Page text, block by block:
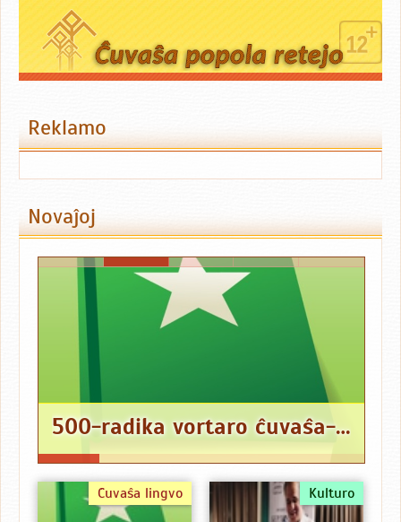
Reklamo
Novaĵoj
500-radika vortaro ĉuvaŝa-Esperanto
Ĉuvaŝa lingvo Kulturo